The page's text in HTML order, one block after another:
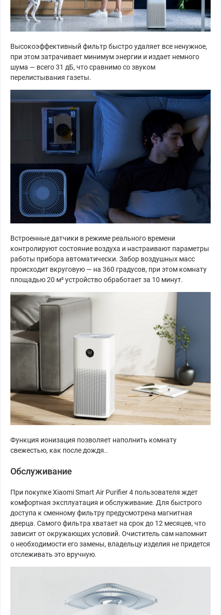
Высокоэффективный фильтр быстро удаляет все ненужное,
при этом затрачивает минимум энергии и издает немного
шума — всего 31 дБ, что сравнимо со звуком
перелистывания газеты.
Встроенные датчики в режиме реального времени
контролируют состояние воздуха и настраивают параметры
работы прибора автоматически. Забор воздушных масс
происходит вкруговую — на 360 градусов, при этом комнату
площадью 20 м² устройство обработает за 10 минут.
Функция ионизация позволяет наполнить комнату
свежестью, как после дождя..
Обслуживание
При покупке Xiaomi Smart Air Purifier 4 пользователя ждет
комфортная эксплуатация и обслуживание. Для быстрого
доступа к сменному фильтру предусмотрена магнитная
дверца. Самого фильтра хватает на срок до 12 месяцев, что
зависит от окружающих условий. Очиститель сам напомнит
о необходимости его замены, владельцу изделия не придется
отслеживать это вручную.